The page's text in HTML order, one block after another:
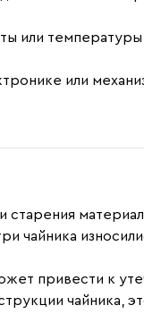
или
или
старения
чайника
привести к
чайника,